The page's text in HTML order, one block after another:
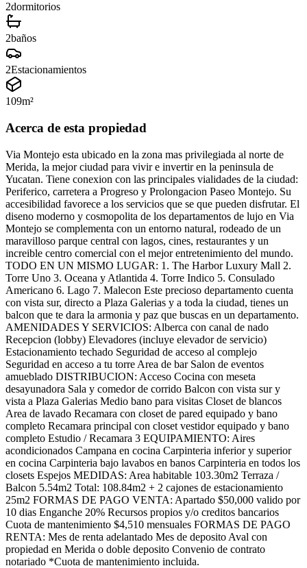
2dormitorios
2baños
2Estacionamientos
109m²
Acerca de esta propiedad
Via Montejo esta ubicado en la zona mas privilegiada al norte de
Merida, la mejor ciudad para vivir e invertir en la peninsula de
Yucatan. Tiene conexion con las principales vialidades de la ciudad:
Periferico, carretera a Progreso y Prolongacion Paseo Montejo. Su
accesibilidad favorece a los servicios que se que pueden disfrutar. El
diseno moderno y cosmopolita de los departamentos de lujo en Via
Montejo se complementa con un entorno natural, rodeado de un
maravilloso parque central con lagos, cines, restaurantes y un
increible centro comercial con el mejor entretenimiento del mundo.
TODO EN UN MISMO LUGAR: 1. The Harbor Luxury Mall 2.
Torre Uno 3. Oceana y Atlantida 4. Torre Indico 5. Consulado
Americano 6. Lago 7. Malecon Este precioso departamento cuenta
con vista sur, directo a Plaza Galerias y a toda la ciudad, tienes un
balcon que te dara la armonia y paz que buscas en un departamento.
AMENIDADES Y SERVICIOS: Alberca con canal de nado
Recepcion (lobby) Elevadores (incluye elevador de servicio)
Estacionamiento techado Seguridad de acceso al complejo
Seguridad en acceso a tu torre Area de bar Salon de eventos
amueblado DISTRIBUCION: Acceso Cocina con meseta
desayunadora Sala y comedor de corrido Balcon con vista sur y
vista a Plaza Galerias Medio bano para visitas Closet de blancos
Area de lavado Recamara con closet de pared equipado y bano
completo Recamara principal con closet vestidor equipado y bano
completo Estudio / Recamara 3 EQUIPAMIENTO: Aires
acondicionados Campana en cocina Carpinteria inferior y superior
en cocina Carpinteria bajo lavabos en banos Carpinteria en todos los
closets Espejos MEDIDAS: Area habitable 103.30m2 Terraza /
Balcon 5.54m2 Total: 108.84m2 + 2 cajones de estacionamiento
25m2 FORMAS DE PAGO VENTA: Apartado $50,000 valido por
10 dias Enganche 20% Recursos propios y/o creditos bancarios
Cuota de mantenimiento $4,510 mensuales FORMAS DE PAGO
RENTA: Mes de renta adelantado Mes de deposito Aval con
propiedad en Merida o doble deposito Convenio de contrato
notariado *Cuota de mantenimiento incluida.